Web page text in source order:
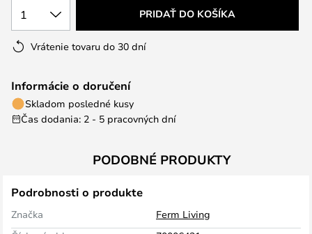
1 PRIDAŤ DO KOŠÍKA
Vrátenie tovaru do 30 dní
Informácie o doručení
Skladom posledné kusy
Čas dodania: 2 - 5 pracovných dní
PODOBNÉ PRODUKTY
Podrobnosti o produkte
Značka
Ferm Living